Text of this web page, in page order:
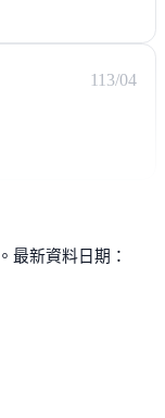
113/04
最新資料日期：